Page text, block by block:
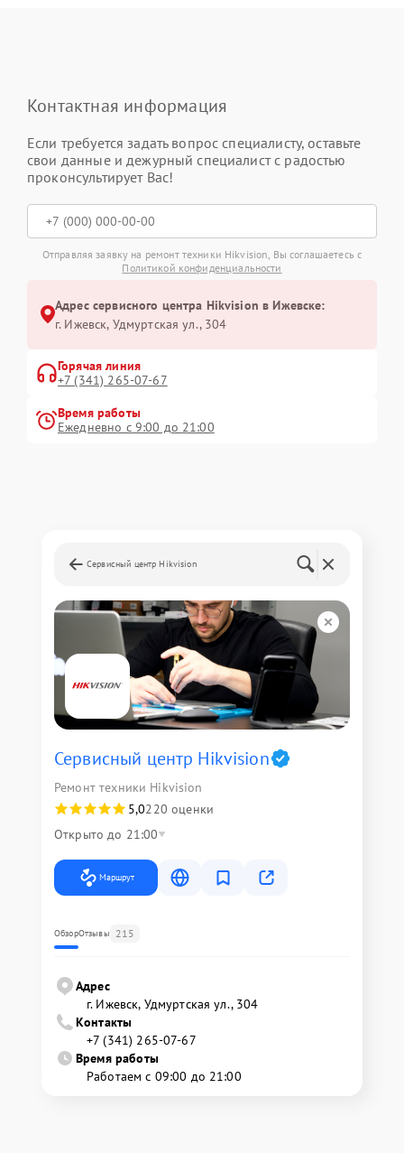
Контактная информация
Если требуется задать вопрос специалисту, оставьте
свои данные и дежурный специалист с радостью
проконсультирует Вас!
Отправляя заявку на ремонт техники Hikvision, Вы соглашаетесь с
Политикой конфиденциальности
Адрес сервисного центра Hikvision в Ижевске:
г. Ижевск, Удмуртская ул., 304
Горячая линия
+7 (341) 265-07-67
Время работы
Ежедневно с 9:00 до 21:00
Сервисный центр Hikvision
Сервисный центр Hikvision
Ремонт техники Hikvision
5,0220 оценки
Открыто до 21:00
Маршрут
ОбзорОтзывы 215
Адрес
г. Ижевск, Удмуртская ул., 304
Контакты
+7 (341) 265-07-67
Время работы
Работаем с 09:00 до 21:00